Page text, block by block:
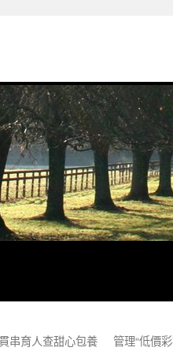
串育人查甜心包養
管理“低價